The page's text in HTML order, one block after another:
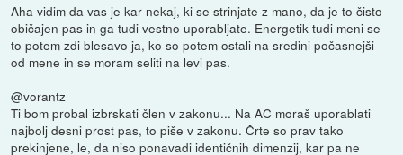
Aha vidim da vas je kar nekaj, ki se strinjate z mano, da je to čisto
običajen pas in ga tudi vestno uporabljate. Energetik tudi meni se
to potem zdi blesavo ja, ko so potem ostali na sredini počasnejši
od mene in se moram seliti na levi pas.
@vorantz
Ti bom probal izbrskati člen v zakonu... Na AC moraš uporablati
najbolj desni prost pas, to piše v zakonu. Črte so prav tako
prekinjene, le, da niso ponavadi identičnih dimenzij, kar pa ne